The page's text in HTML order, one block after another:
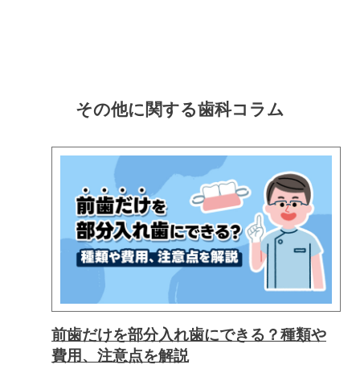
その他に関する歯科コラム
前歯だけを部分入れ歯にできる？種類や
費用、注意点を解説